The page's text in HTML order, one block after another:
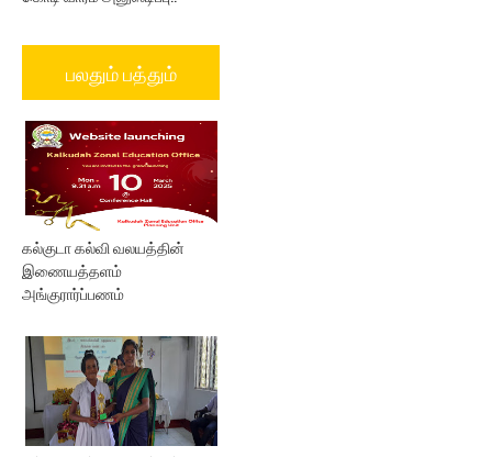
பலதும் பத்தும்
கல்குடா கல்வி வலயத்தின்
இணையத்தளம்
அங்குரார்ப்பணம்